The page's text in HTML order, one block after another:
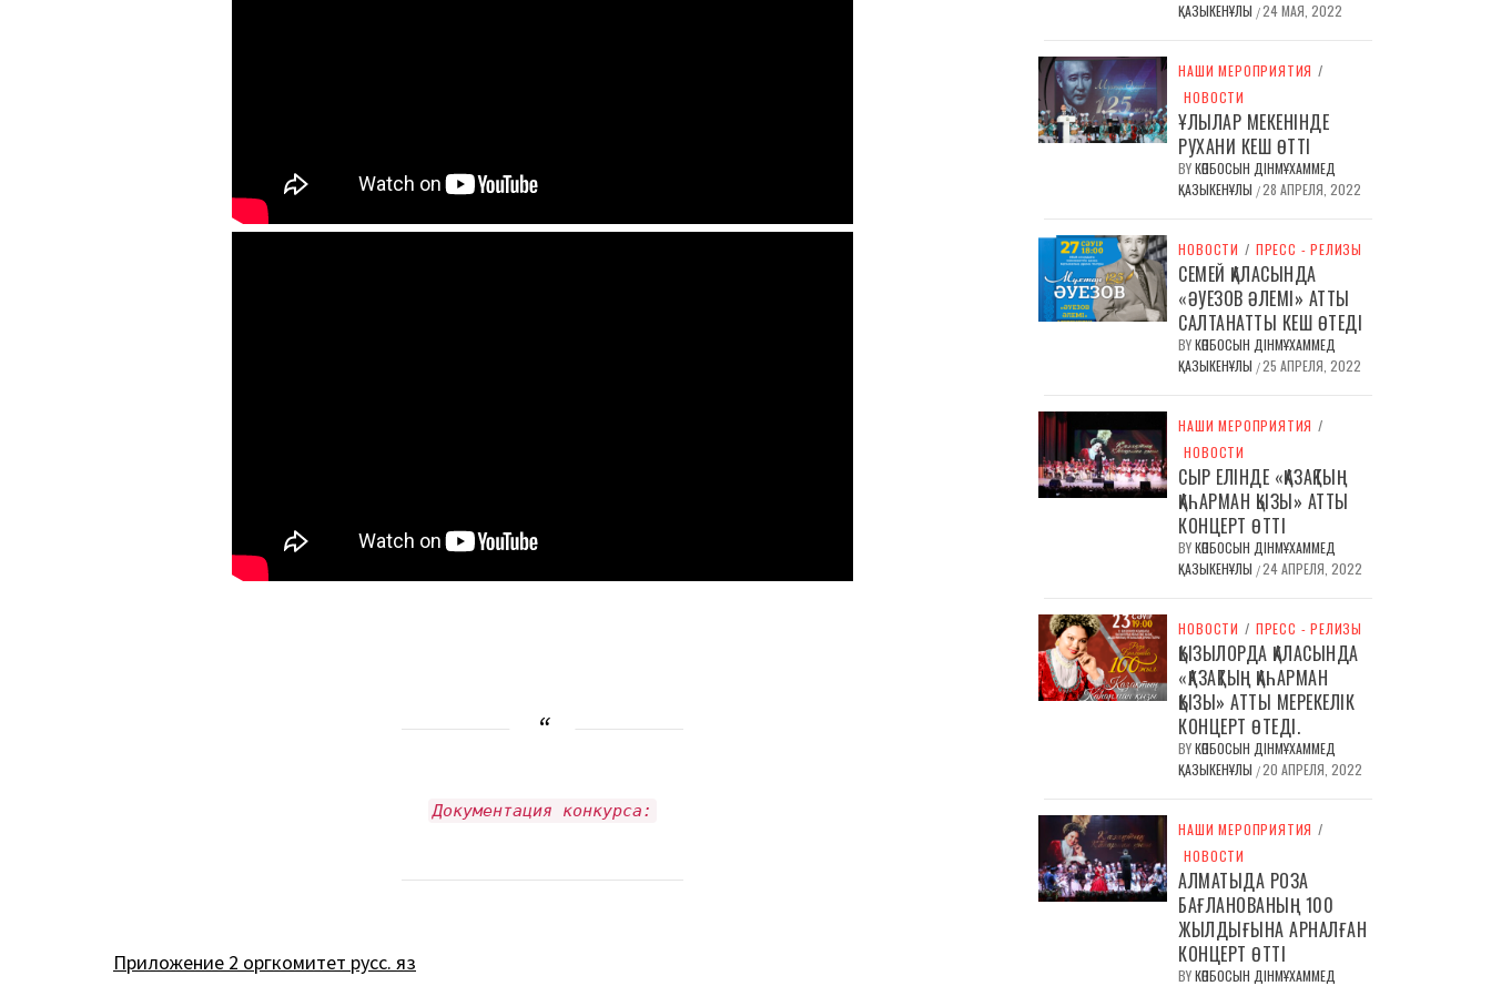
Документация конкурса:
Приложение 2 оргкомитет русс. яз
ҚАЗЫКЕНҰЛЫ /24 МАЯ, 2022
НАШИ МЕРОПРИЯТИЯ /
НОВОСТИ
ҰЛЫЛАР МЕКЕНІНДЕ
РУХАНИ КЕШ ӨТТІ
BYКӨПБОСЫН ДІНМҰХАММЕД
ҚАЗЫКЕНҰЛЫ /28 АПРЕЛЯ, 2022
НОВОСТИ / ПРЕСС - РЕЛИЗЫ
СЕМЕЙ ҚАЛАСЫНДА
«ӘУЕЗОВ ӘЛЕМІ» АТТЫ
САЛТАНАТТЫ КЕШ ӨТЕДІ
BYКӨПБОСЫН ДІНМҰХАММЕД
ҚАЗЫКЕНҰЛЫ /25 АПРЕЛЯ, 2022
НАШИ МЕРОПРИЯТИЯ /
НОВОСТИ
СЫР ЕЛІНДЕ «ҚАЗАҚТЫҢ
ҚАҺАРМАН ҚЫЗЫ» АТТЫ
КОНЦЕРТ ӨТТІ
BYКӨПБОСЫН ДІНМҰХАММЕД
ҚАЗЫКЕНҰЛЫ /24 АПРЕЛЯ, 2022
НОВОСТИ / ПРЕСС - РЕЛИЗЫ
ҚЫЗЫЛОРДА ҚАЛАСЫНДА
«ҚАЗАҚТЫҢ ҚАҺАРМАН
ҚЫЗЫ» АТТЫ МЕРЕКЕЛІК
КОНЦЕРТ ӨТЕДІ.
BYКӨПБОСЫН ДІНМҰХАММЕД
ҚАЗЫКЕНҰЛЫ /20 АПРЕЛЯ, 2022
НАШИ МЕРОПРИЯТИЯ /
НОВОСТИ
АЛМАТЫДА РОЗА
БАҒЛАНОВАНЫҢ 100
ЖЫЛДЫҒЫНА АРНАЛҒАН
КОНЦЕРТ ӨТТІ
BYКӨПБОСЫН ДІНМҰХАММЕД